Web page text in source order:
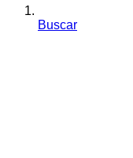
Buscar